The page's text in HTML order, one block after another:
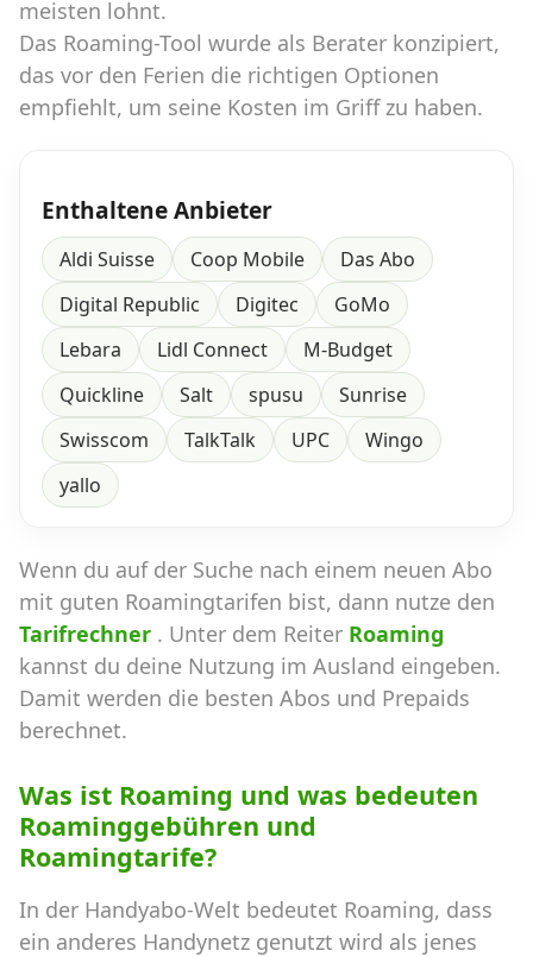
meisten lohnt.
Das Roaming-Tool wurde als Berater konzipiert,
das vor den Ferien die richtigen Optionen
empfiehlt, um seine Kosten im Griff zu haben.
Enthaltene Anbieter
Aldi Suisse Coop Mobile
Das Abo
Digital Republic
Digitec
GoMo
Lebara
Lidl Connect
M-Budget
Quickline
Salt spusu
Sunrise
Swisscom
TalkTalk UPC
Wingo
yallo
Wenn du auf der Suche nach einem neuen Abo
mit guten Roamingtarifen bist, dann nutze den
Tarifrechner . Unter dem Reiter Roaming
kannst du deine Nutzung im Ausland eingeben.
Damit werden die besten Abos und Prepaids
berechnet.
Was ist Roaming und was bedeuten
Roaminggebühren und
Roamingtarife?
In der Handyabo-Welt bedeutet Roaming, dass
ein anderes Handynetz genutzt wird als jenes